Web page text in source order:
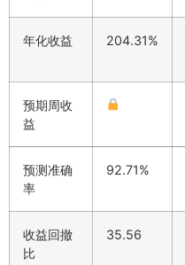
年化收益 204.31%
预期周收
益
预测准确
率
92.71%
收益回撤
比
35.56